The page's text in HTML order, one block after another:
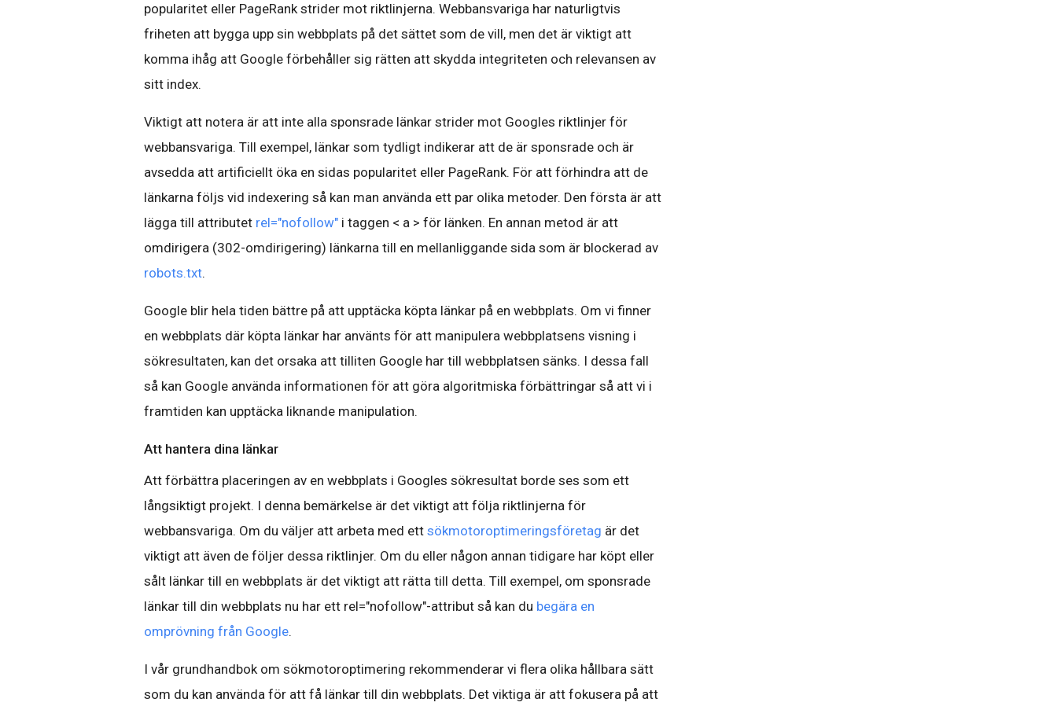
popularitet eller PageRank strider mot riktlinjerna. Webbansvariga har naturligtvis
friheten att bygga upp sin webbplats på det sättet som de vill, men det är viktigt att
komma ihåg att Google förbehåller sig rätten att skydda integriteten och relevansen av
sitt index.
Viktigt att notera är att inte alla sponsrade länkar strider mot Googles riktlinjer för
webbansvariga. Till exempel, länkar som tydligt indikerar att de är sponsrade och är
avsedda att artificiellt öka en sidas popularitet eller PageRank. För att förhindra att de
länkarna följs vid indexering så kan man använda ett par olika metoder. Den första är att
lägga till attributet rel="nofollow" i taggen < a > för länken. En annan metod är att
omdirigera (302-omdirigering) länkarna till en mellanliggande sida som är blockerad av
robots.txt.
Google blir hela tiden bättre på att upptäcka köpta länkar på en webbplats. Om vi finner
en webbplats där köpta länkar har använts för att manipulera webbplatsens visning i
sökresultaten, kan det orsaka att tilliten Google har till webbplatsen sänks. I dessa fall
så kan Google använda informationen för att göra algoritmiska förbättringar så att vi i
framtiden kan upptäcka liknande manipulation.
Att hantera dina länkar
Att förbättra placeringen av en webbplats i Googles sökresultat borde ses som ett
långsiktigt projekt. I denna bemärkelse är det viktigt att följa riktlinjerna för
webbansvariga. Om du väljer att arbeta med ett sökmotoroptimeringsföretag är det
viktigt att även de följer dessa riktlinjer. Om du eller någon annan tidigare har köpt eller
sålt länkar till en webbplats är det viktigt att rätta till detta. Till exempel, om sponsrade
länkar till din webbplats nu har ett rel="nofollow"-attribut så kan du begära en
omprövning från Google.
I vår grundhandbok om sökmotoroptimering rekommenderar vi flera olika hållbara sätt
som du kan använda för att få länkar till din webbplats. Det viktiga är att fokusera på att